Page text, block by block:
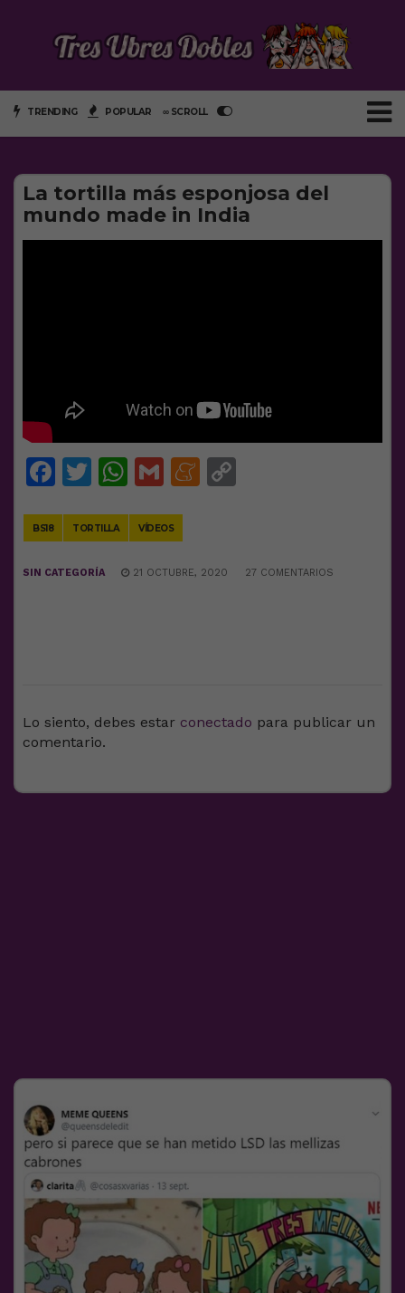
TRENDING POPULAR ∞ SCROLL
La tortilla más esponjosa del
mundo made in India
Facebook
Twitter
WhatsApp
GmailMeneame
BS18 TORTILLA VÍDEOS
SIN CATEGORÍA 21 OCTUBRE, 2020 27 COMENTARIOS
Lo siento, debes estar conectado para publicar un
comentario.